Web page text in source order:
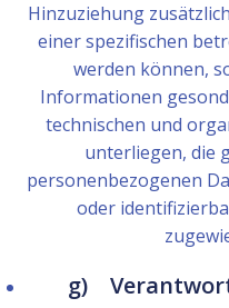
Hinzuziehung
einer spezifischen
werden können,
Informationen
technischen und
unterliegen, die
personenbezogenen
oder
g)